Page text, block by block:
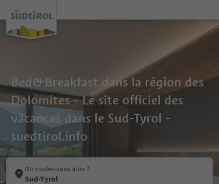
Bed&Breakfast dans la région des
Dolomites - Le site officiel des
vacances dans le Sud-Tyrol -
suedtirol.info
Où voulez-vous aller ?
Sud-Tyrol